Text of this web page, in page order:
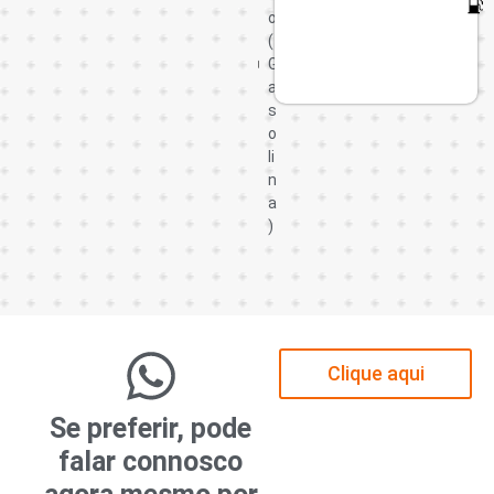
o
(
G
a
s
o
li
n
a
)
Se preferir, pode
falar connosco
Clique aqui